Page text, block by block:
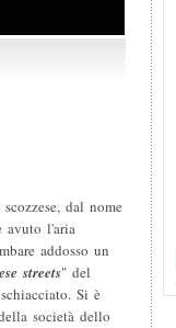
dal nome
avuto l'aria
addosso un
streets" del
Si è
società dello